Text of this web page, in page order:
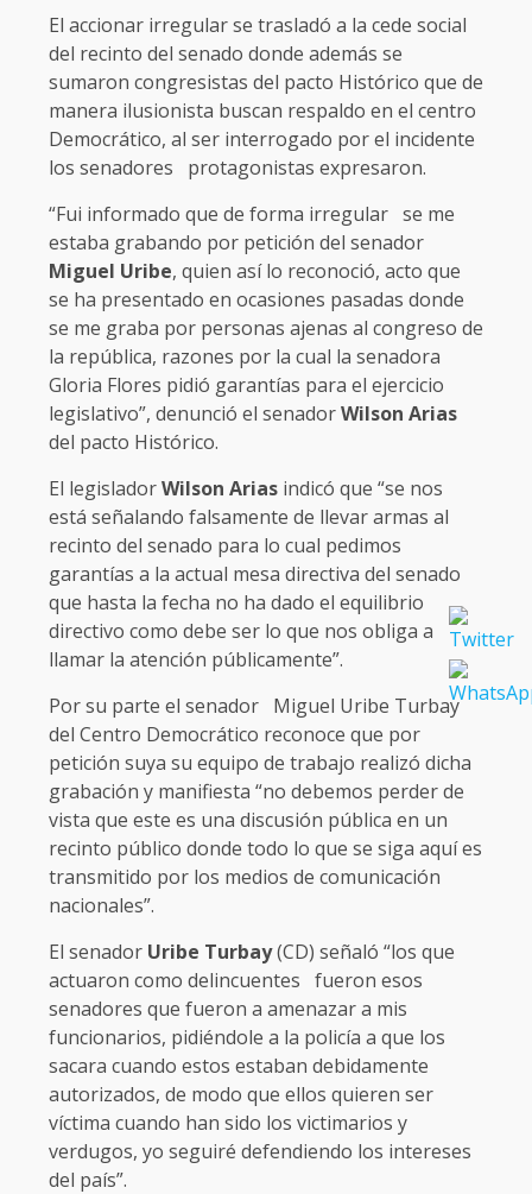
El accionar irregular se trasladó a la cede social
del recinto del senado donde además se
sumaron congresistas del pacto Histórico que de
manera ilusionista buscan respaldo en el centro
Democrático, al ser interrogado por el incidente
los senadores protagonistas expresaron.
“Fui informado que de forma irregular se me
estaba grabando por petición del senador
Miguel Uribe, quien así lo reconoció, acto que
se ha presentado en ocasiones pasadas donde
se me graba por personas ajenas al congreso de
la república, razones por la cual la senadora
Gloria Flores pidió garantías para el ejercicio
legislativo”, denunció el senadorWilson Arias
del pacto Histórico.
El legisladorWilson Arias indicó que “se nos
está señalando falsamente de llevar armas al
recinto del senado para lo cual pedimos
garantías a la actual mesa directiva del senado
que hasta la fecha no ha dado el equilibrio
directivo como debe ser lo que nos obliga a
llamar la atención públicamente”.
Por su parte el senador Miguel Uribe Turbay
del Centro Democrático reconoce que por
petición suya su equipo de trabajo realizó dicha
grabación y manifiesta “no debemos perder de
vista que este es una discusión pública en un
recinto público donde todo lo que se siga aquí es
transmitido por los medios de comunicación
nacionales”.
El senador Uribe Turbay(CD) señaló “los que
actuaron como delincuentes fueron esos
senadores que fueron a amenazar a mis
funcionarios, pidiéndole a la policía a que los
sacara cuando estos estaban debidamente
autorizados, de modo que ellos quieren ser
víctima cuando han sido los victimarios y
verdugos, yo seguiré defendiendo los intereses
del país”.